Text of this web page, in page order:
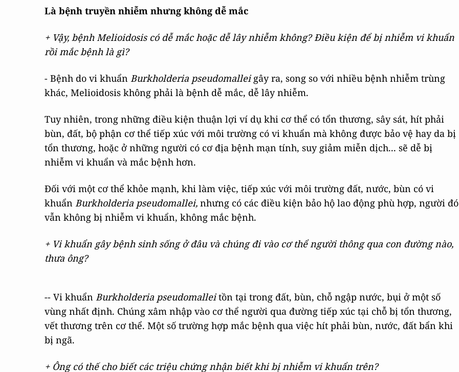
Là bệnh truyền nhiễm nhưng không dễ mắc
+ Vậy, bệnhMelioidosiscó dễ mắc hoặc dễ lây nhiễm không? Điều kiện để bị nhiễm vi khuẩn
rồi mắc bệnh là gì?
- Bệnh do vi khuẩn Burkholderia pseudomallei gây ra, song so với nhiều bệnh nhiễm trùng
khác, Melioidosis không phải là bệnh dễ mắc, dễ lây nhiễm.
Tuy nhiên, trong những điều kiện thuận lợi ví dụ khi cơ thể có tổn thương, sây sát, hít phải
bùn, đất, bộ phận cơ thể tiếp xúc với môi trường có vi khuẩn mà không được bảo vệ hay da bị
tổn thương, hoặc ở những người có cơ địa bệnh mạn tính, suy giảm miễn dịch... sẽ dễ bị
nhiễm vi khuẩn và mắc bệnh hơn.
Đối với một cơ thể khỏe mạnh, khi làm việc, tiếp xúc với môi trường đất, nước, bùn có vi
khuẩn Burkholderia pseudomallei, nhưng có các điều kiện bảo hộ lao động phù hợp, người đó
vẫn không bị nhiễm vi khuẩn, không mắc bệnh.
+ Vi khuẩn gây bệnh sinh sống ở đâu và chúng đi vào cơ thể người thông qua con đường nào,
thưa ông?
-- Vi khuẩn Burkholderia pseudomalleitồn tại trong đất, bùn, chỗ ngập nước, bụi ở một số
vùng nhất định. Chúng xâm nhập vào cơ thể người qua đường tiếp xúc tại chỗ bị tổn thương,
vết thương trên cơ thể. Một số trường hợp mắc bệnh qua việc hít phải bùn, nước, đất bẩn khi
bị ngã.
+ Ông có thế cho biết các triệu chứng nhận biết khi bị nhiễm vi khuẩn trên?